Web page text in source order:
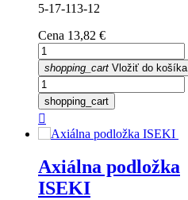
5-17-113-12
Cena 13,82 €
shopping_cart Vložiť do košíka
shopping_cart

Axiálna podložka
ISEKI